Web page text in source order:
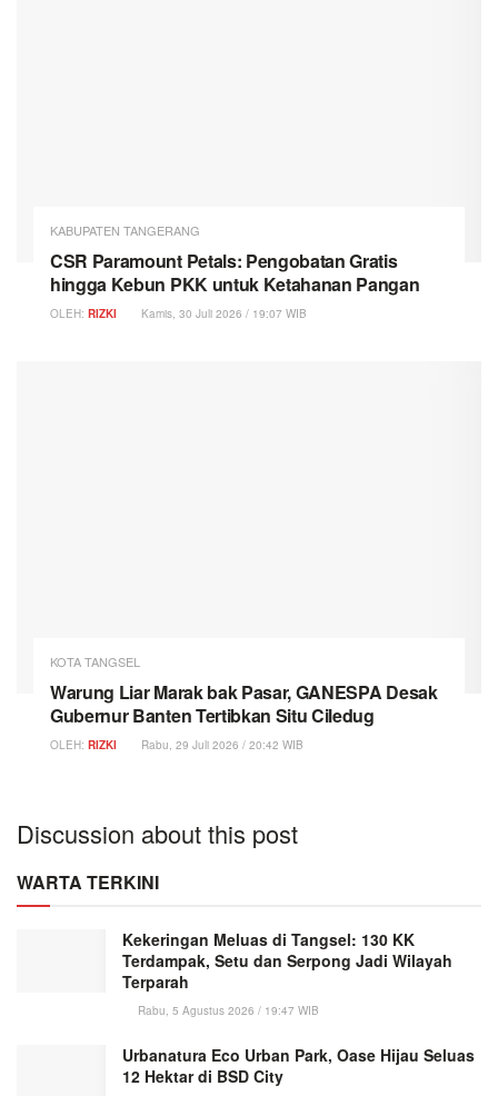
KABUPATEN TANGERANG
CSR Paramount Petals: Pengobatan Gratis
hingga Kebun PKK untuk Ketahanan Pangan
OLEH: RIZKI Kamis, 30 Juli 2026 / 19:07 WIB
KOTA TANGSEL
Warung Liar Marak bak Pasar, GANESPA Desak
Gubernur Banten Tertibkan Situ Ciledug
OLEH: RIZKI Rabu, 29 Juli 2026 / 20:42 WIB
Discussion about this post
WARTA TERKINI
Kekeringan Meluas di Tangsel: 130 KK
Terdampak, Setu dan Serpong Jadi Wilayah
Terparah
Rabu, 5 Agustus 2026 / 19:47 WIB
Urbanatura Eco Urban Park, Oase Hijau Seluas
12 Hektar di BSD City